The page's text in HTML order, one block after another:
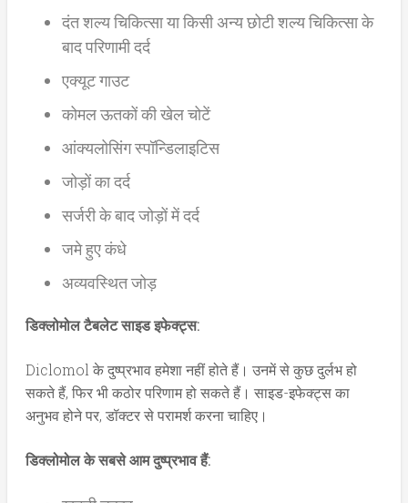
दंत शल्य चिकित्सा या किसी अन्य छोटी शल्य चिकित्सा के
बाद परिणामी दर्द
एक्यूट गाउट
कोमल ऊतकों की खेल चोटें
आंक्यलोसिंग स्पॉन्डिलाइटिस
जोड़ों का दर्द
सर्जरी के बाद जोड़ों में दर्द
जमे हुए कंधे
अव्यवस्थित जोड़
डिक्लोमोल टैबलेट साइड इफेक्ट्स:
Diclomol के दुष्प्रभाव हमेशा नहीं होते हैं। उनमें से कुछ दुर्लभ हो
सकते हैं, फिर भी कठोर परिणाम हो सकते हैं। साइड-इफेक्ट्स का
अनुभव होने पर, डॉक्टर से परामर्श करना चाहिए।
डिक्लोमोल के सबसे आम दुष्प्रभाव हैं: